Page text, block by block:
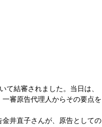
結審されました。当日は、
審原告代理人からその要点を
井直子さんが、原告としての